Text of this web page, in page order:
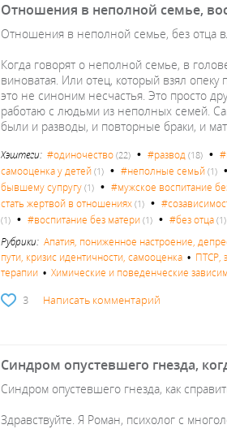
Отношения в неполной семье,
Отношения в неполной семье, без отца
Когда говорят о неполной семье, в
виноватая. Или отец, который взял
это не синоним несчастья. Это просто
работаю с людьми из неполных семей.
были и разводы, и повторные браки, и
Хэштеги:#одиночество (22) •#развод (18) •
самооценка у детей (1) •#неполные семьй (1)
бывшему супругу (1) •#мужское воспитание
стать жертвой в отношениях (1) •
(1) •#воспитание без матери (1) •#без отца (1)
Рубрики:Апатия, пониженное настроение,
пути, кризис идентичности, самооценка • ПТСР,
терапии •Химические и поведенческие
3 Написать комментарий
Синдром опустевшего гнезда,
Синдром опустевшего гнезда, как
Здравствуйте. Я Роман, психолог с